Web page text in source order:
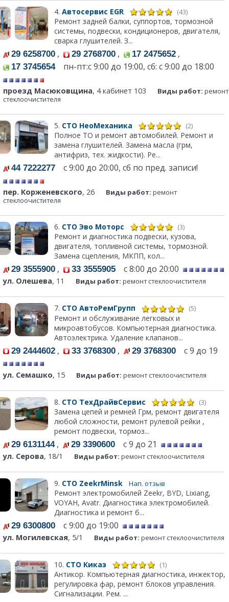
4. Автосервис EGR (43)
Ремонт задней балки, суппортов, тормозной
системы, подвески, кондиционеров, двигателя,
сварка глушителей. З...
29 6258700 , 29 2768700 , 17 2475652 ,
17 3745654пн-пт:c 9:00 до 19:00, сб: с 9:00 до 18:00
проезд Масюковщина, 4 кабинет 103 Виды работ: ремонт
стеклоочистителя
5. СТО НеоМеханика (2)
Полное ТО и ремонт автомобилей. Ремонт и
замена глушителей. Замена масла (грм,
антифриз, тех. жидкости). Ре...
44 7222277 с 9:00 до 20:00, сб по пред. записи!
пер. Корженевского, 26 Виды работ: ремонт
стеклоочистителя
6. СТО Эво Моторс (3)
Ремонт и диагностика подвески, кузова,
двигателя, топливной системы, тормозной.
Замена сцепления, МКПП, кол...
29 3555900 , 33 3555905 с 8:00 до 20:00
ул. Олешева, 11 Виды работ: ремонт стеклоочистителя
7. СТО АвтоРемГрупп (5)
Ремонт и обслуживание легковых и
микроавтобусов. Компьютерная диагностика.
Автоэлектрика. Удаление клапанов...
29 2444602 , 33 3768300 , 29 3768300 с 9 до 19
ул. Семашко, 15 Виды работ: ремонт стеклоочистителя
8. СТО ТехДрайвСервис (3)
Замена цепей и ремней Грм, ремонт двигателя
любой сложности, ремонт рулевой рейки ,
ремонт подвески, тормоз...
29 6131144, 29 3390600 с 9 до 21
ул. Серова, 18/1 Виды работ: ремонт стеклоочистителя
9. СТО ZeekrMinsk Нап. отзыв
Ремонт электромобилей Zeekr, BYD, Lixiang,
VOYAH, Avatr. Диагностика электромобилей.
Диагностика и ремонт б...
29 6300800 с 9:00 до 19:00
ул. Могилевская, 5/1 Виды работ: ремонт стеклоочистителя
10. СТО Киказ (1)
Антикор. Компьютерная диагностика, инжектор,
регулировка фар, ремонт блоков управления.
Сигнализации. Рем. ...